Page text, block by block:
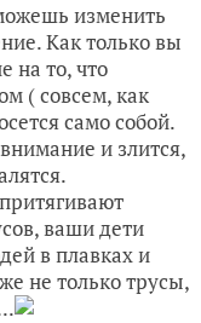
изменить
Как только вы
на то, что
( совсем, как
само собой.
и злится,
ваши дети
в плавках и
не только трусы,